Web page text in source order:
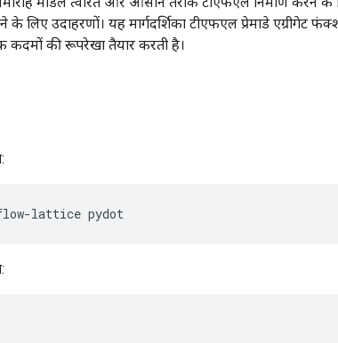
के लिए उदाहरणों। यह मार्गदर्शिका टीएफएल प्रेमाडे एग्रीगेट
की रूपरेखा तैयार करती है।
-lattice pydot